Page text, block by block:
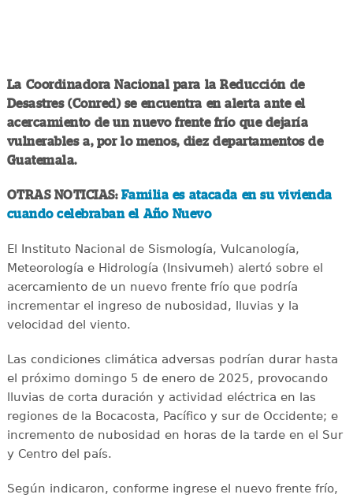
La Coordinadora Nacional para la Reducción de
Desastres (Conred) se encuentra en alerta ante el
acercamiento de un nuevo frente frío que dejaría
vulnerables a, por lo menos, diez departamentos de
Guatemala.
OTRAS NOTICIAS: Familia es atacada en su vivienda
cuando celebraban el Año Nuevo
El Instituto Nacional de Sismología, Vulcanología,
Meteorología e Hidrología (Insivumeh) alertó sobre el
acercamiento de un nuevo frente frío que podría
incrementar el ingreso de nubosidad, lluvias y la
velocidad del viento.
Las condiciones climática adversas podrían durar hasta
el próximo domingo 5 de enero de 2025, provocando
lluvias de corta duración y actividad eléctrica en las
regiones de la Bocacosta, Pacífico y sur de Occidente; e
incremento de nubosidad en horas de la tarde en el Sur
y Centro del país.
Según indicaron, conforme ingrese el nuevo frente frío,